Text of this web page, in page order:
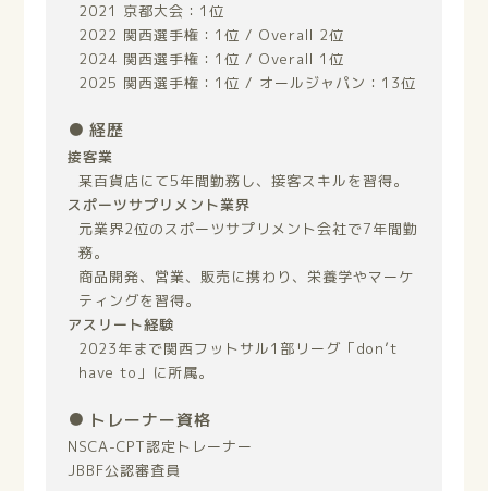
2021 京都大会：1位
2022 関西選手権：1位 / Overall 2位
2024 関西選手権：1位 / Overall 1位
2025 関西選手権：1位 / オールジャパン：13位
経歴
接客業
某百貨店にて5年間勤務し、接客スキルを習得。
スポーツサプリメント業界
元業界2位のスポーツサプリメント会社で7年間勤
務。
商品開発、営業、販売に携わり、栄養学やマーケ
ティングを習得。
アスリート経験
2023年まで関西フットサル1部リーグ「don’t
have to」に所属。
トレーナー資格
NSCA-CPT認定トレーナー
JBBF公認審査員